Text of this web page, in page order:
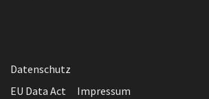
Datenschutz
EU Data Act
Impressum